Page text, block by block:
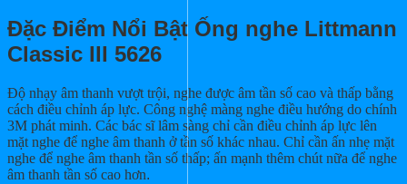
Đặc Điểm Nổi Bật Ống nghe Littmann
Classic III 5626
Độ nhạy âm thanh vượt trội, nghe được âm tần số cao và thấp bằng
cách điều chỉnh áp lực. Công nghệ màng nghe điều hướng do chính
3M phát minh. Các bác sĩ lâm sàng chỉ cần điều chỉnh áp lực lên
mặt nghe để nghe âm thanh ở tần số khác nhau. Chỉ cần ấn nhẹ mặt
nghe để nghe âm thanh tần số thấp; ấn mạnh thêm chút nữa để nghe
âm thanh tần số cao hơn.